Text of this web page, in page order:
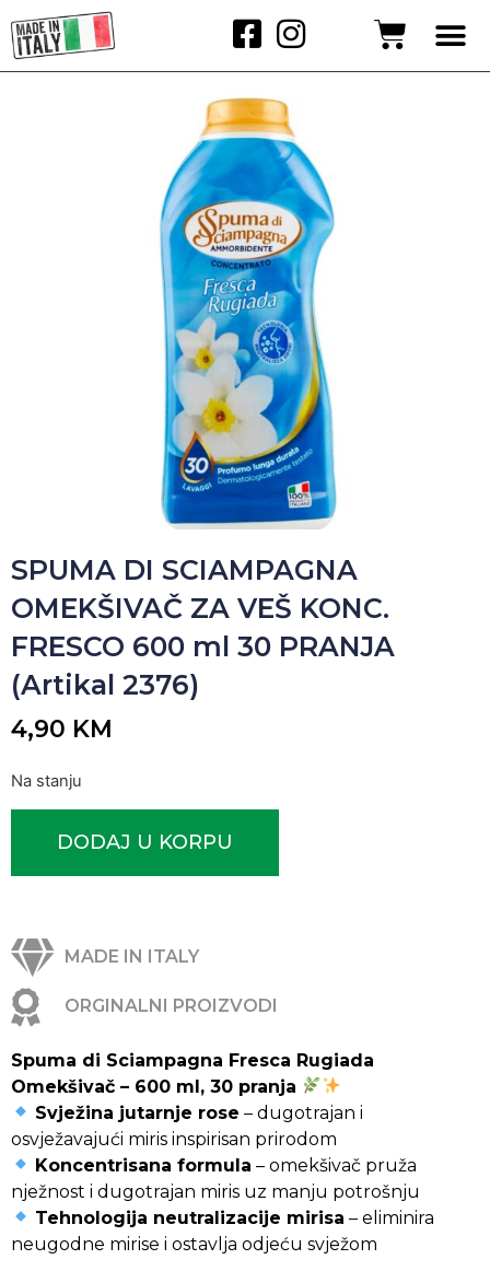
SPUMA DI SCIAMPAGNA
OMEKŠIVAČ ZA VEŠ KONC.
FRESCO 600 ml 30 PRANJA
(Artikal 2376)
4,90 KM
Na stanju
DODAJ U KORPU
MADE IN ITALY
ORGINALNI PROIZVODI
Spuma di Sciampagna Fresca Rugiada
Omekšivač – 600 ml, 30 pranja
Svježina jutarnje rose – dugotrajan i
osvježavajući miris inspirisan prirodom
Koncentrisana formula – omekšivač pruža
nježnost i dugotrajan miris uz manju potrošnju
Tehnologija neutralizacije mirisa – eliminira
neugodne mirise i ostavlja odjeću svježom